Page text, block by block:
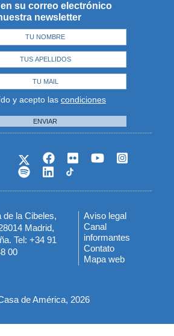
en su correo electrónico
newsletter
y acepto las condiciones
ENVIAR
de la Cibeles,
Madrid,
Tel: +34 91
00
Menú
del
pie
Aviso legal
Canal
informantes
Contato
Mapa web
de América, 2026